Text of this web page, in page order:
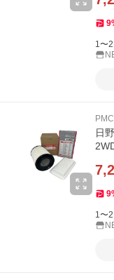
9
1〜
PMC
日
9
1〜